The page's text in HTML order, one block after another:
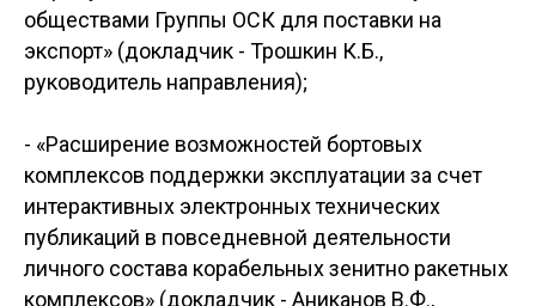
обществами Группы ОСК для поставки на
экспорт» (докладчик - Трошкин К.Б.,
руководитель направления);
- «Расширение возможностей бортовых
комплексов поддержки эксплуатации за счет
интерактивных электронных технических
публикаций в повседневной деятельности
личного состава корабельных зенитно ракетных
комплексов» (докладчик - Аниканов В.Ф.,